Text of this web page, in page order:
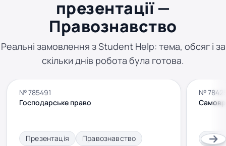
презентації —
Правознавство
Реальні замовлення з Student Help: тема, обсяг і за
скільки днів робота була готова.
№ 785491
Господарське право
Презентація Правознавство
№